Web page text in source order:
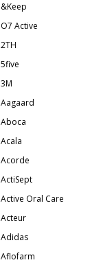
&Keep
O7 Active
2TH
5five
3M
Aagaard
Aboca
Acala
Acorde
ActiSept
Active Oral Care
Acteur
Adidas
Aflofarm